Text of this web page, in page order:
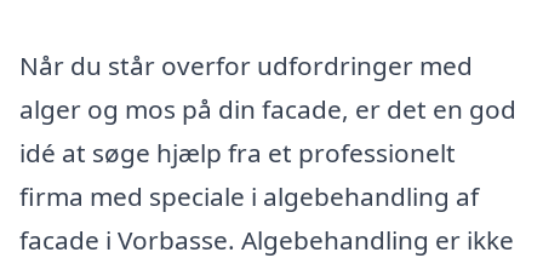
Når du står overfor udfordringer med
alger og mos på din facade, er det en god
idé at søge hjælp fra et professionelt
firma med speciale i algebehandling af
facade i Vorbasse. Algebehandling er ikke